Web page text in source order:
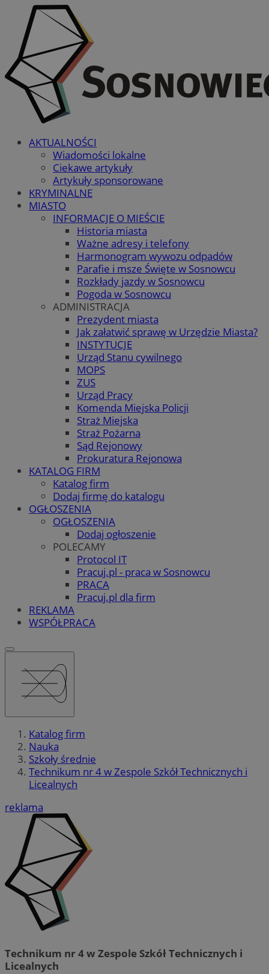
AKTUALNOŚCI
Wiadomości lokalne
Ciekawe artykuły
Artykuły sponsorowane
KRYMINALNE
MIASTO
INFORMACJE O MIEŚCIE
Historia miasta
Ważne adresy i telefony
Harmonogram wywozu odpadów
Parafie i msze Święte w Sosnowcu
Rozkłady jazdy w Sosnowcu
Pogoda w Sosnowcu
ADMINISTRACJA
Prezydent miasta
Jak załatwić sprawę w Urzędzie Miasta?
INSTYTUCJE
Urząd Stanu cywilnego
MOPS
ZUS
Urząd Pracy
Komenda Miejska Policji
Straż Miejska
Straż Pożarna
Sąd Rejonowy
Prokuratura Rejonowa
KATALOG FIRM
Katalog firm
Dodaj firmę do katalogu
OGŁOSZENIA
OGŁOSZENIA
Dodaj ogłoszenie
POLECAMY
Protocol IT
Pracuj.pl - praca w Sosnowcu
PRACA
Pracuj.pl dla firm
REKLAMA
WSPÓŁPRACA
Katalog firm
Nauka
Szkoły średnie
Technikum nr 4 w Zespole Szkół Technicznych i
Licealnych
reklama
Technikum nr 4 w Zespole Szkół Technicznych i
Licealnych